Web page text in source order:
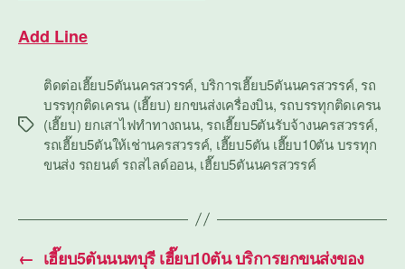
Add Line
Tags
ติดต่อเฮี๊ยบ5ตันนครสวรรค์, บริการเฮี๊ยบ5ตันนครสวรรค์, รถ
บรรทุกติดเครน (เฮี๊ยบ) ยกขนส่งเครื่องบิน, รถบรรทุกติดเครน
(เฮี๊ยบ) ยกเสาไฟทำทางถนน, รถเฮี๊ยบ5ตันรับจ้างนครสวรรค์,
รถเฮี๊ยบ5ตันให้เช่านครสวรรค์, เฮี๊ยบ5ตัน เฮี๊ยบ10ตัน บรรทุก
ขนส่ง รถยนต์ รถสไลด์ออน, เฮี๊ยบ5ตันนครสวรรค์
← เฮี๊ยบ5ตันนนทบุรี เฮี๊ยบ10ตัน บริการยกขนส่งของ